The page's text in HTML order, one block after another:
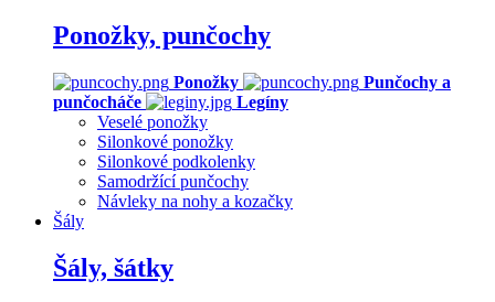
Ponožky, punčochy
Ponožky
Punčochy a
punčocháče
Legíny
Veselé ponožky
Silonkové ponožky
Silonkové podkolenky
Samodržící punčochy
Návleky na nohy a kozačky
Šály
Šály, šátky